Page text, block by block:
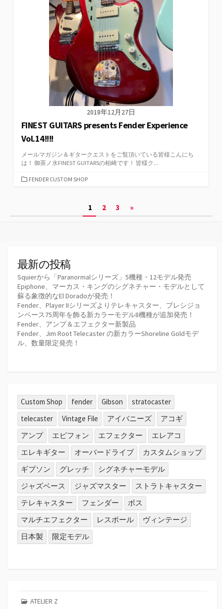
2018年12月27日
FINEST GUITARS presents Fender Experience
Vol.14!!!!
メールマガジン＆ギタークエストをご覧頂いている皆様こんにち
は！ 御茶ノ水FINEST GUITARSの柏崎です！ 皆様ク...
カ
ー
FENDER CUSTOM SHOP
ペ
ー
ジ
送
り
1 2 3 »
最新の投稿
Squierから「Paranormalシリーズ」5機種・12モデル発売
Epiphone、マーカス・キングのシグネチャー・モデルとして
蘇る象徴的なEl Doradoが発売！
Fender、Player IIシリーズよりテレキャスター、プレシジョ
ンベース75周年を飾る新カラーモデル8機種が追加発売！
Fender、アンプ＆エフェクター新製品
Fender、Jim Root Telecaster の新カラーShoreline Goldモデ
ル、数量限定発売！
Custom Shop fender Gibson
stratocaster
telecaster
Vintage File アイバニーズ
アコギ
アンプ
エピフォン エフェクター
エレアコ
エレキギター
オーバードライブ
カスタムショップ
ギブソン
グレッチ
シグネチャーモデル
ジャズベース
ジャズマスター
ストラトキャスター
テレキャスター
フェンダー
ボス
マルチエフェクター
レスポール
ヴィンテージ
日本製
限定モデル
ATELIER Z